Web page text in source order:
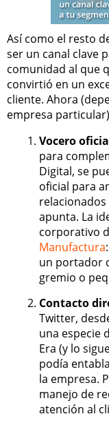
Así como el resto
ser un canal clave
comunidad al que
convirtió en un
cliente. Ahora
empresa
Vocero
para
Digital, se
oficial para
apunta. La
corporativo
Manufactura
un portador
gremio o
Contacto
Twitter,
una especie
Era (y lo
podía
la empresa.
manejo de
atención al